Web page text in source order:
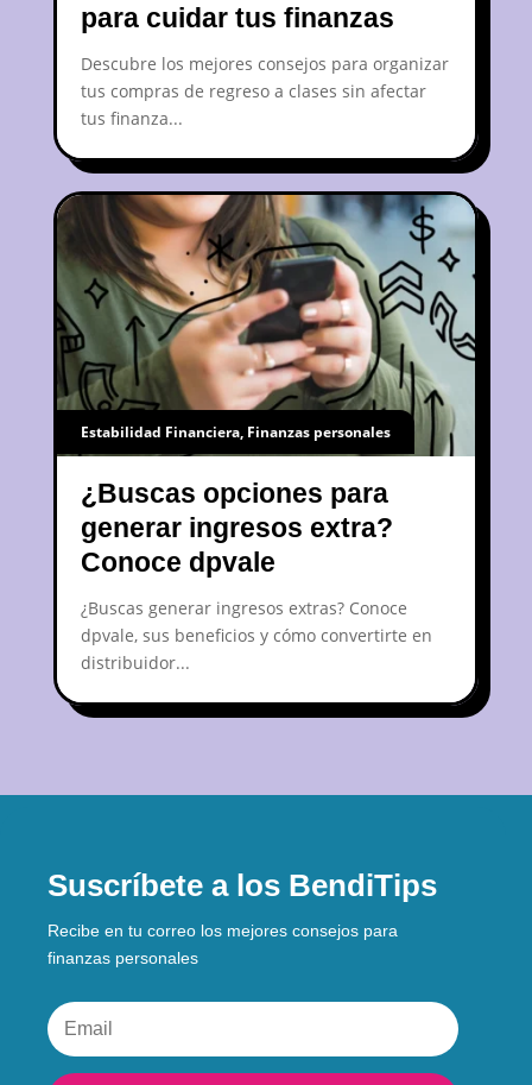
para cuidar tus finanzas
Descubre los mejores consejos para organizar
tus compras de regreso a clases sin afectar
tus finanza...
Estabilidad Financiera, Finanzas personales
¿Buscas opciones para
generar ingresos extra?
Conoce dpvale
¿Buscas generar ingresos extras? Conoce
dpvale, sus beneficios y cómo convertirte en
distribuidor...
Suscríbete a los BendiTips
Recibe en tu correo los mejores consejos para
finanzas personales